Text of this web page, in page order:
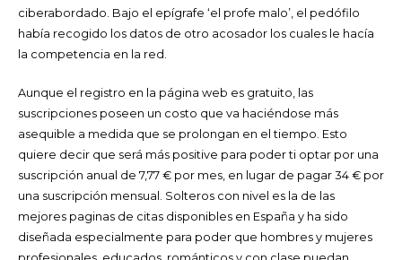
ciberabordado. Bajo el epígrafe ‘el profe malo’, el pedófilo
había recogido los datos de otro acosador los cuales le hacía
la competencia en la red.
Aunque el registro en la página web es gratuito, las
suscripciones poseen un costo que va haciéndose más
asequible a medida que se prolongan en el tiempo. Esto
quiere decir que será más positive para poder ti optar por una
suscripción anual de 7,77 € por mes, en lugar de pagar 34 € por
una suscripción mensual. Solteros con nivel es la de las
mejores paginas de citas disponibles en España y ha sido
diseñada especialmente para poder que hombres y mujeres